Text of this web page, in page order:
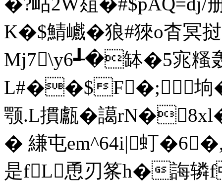
K�$鯖巇�狼#猍o杳冥挝
Mj7\y6┹�缽�5宨糔
L#��$F�;垧
颚.L摜甗�譪
� 縑屯em^64i|虰
是fL恿刃筿h�誨辚